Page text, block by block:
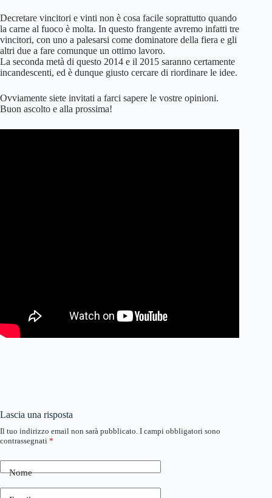
Decretare vincitori e vinti non è cosa facile soprattutto quando
la carne al fuoco è molta. In questo frangente avremo infatti tre
vincitori, con uno a palesarsi come dominatore della fiera e gli
altri due a fare comunque un ottimo lavoro.
La seconda metà di questo 2014 e il 2015 saranno certamente
incandescenti, ed è dunque giusto cercare di riordinare le idee.
Ovviamente siete invitati a farci sapere le vostre opinioni.
Buon ascolto e alla prossima!
Lascia una risposta
Il tuo indirizzo email non sarà pubblicato. I campi obbligatori sono
contrassegnati *
Nome